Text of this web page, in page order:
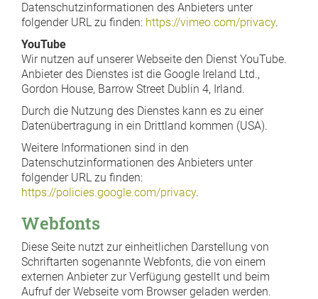
Datenschutzinformationen des Anbieters unter
folgender URL zu finden: https://vimeo.com/privacy.
YouTube
Wir nutzen auf unserer Webseite den Dienst YouTube.
Anbieter des Dienstes ist die Google Ireland Ltd.,
Gordon House, Barrow Street Dublin 4, Irland.
Durch die Nutzung des Dienstes kann es zu einer
Datenübertragung in ein Drittland kommen (USA).
Weitere Informationen sind in den
Datenschutzinformationen des Anbieters unter
folgender URL zu finden:
https://policies.google.com/privacy.
Webfonts
Diese Seite nutzt zur einheitlichen Darstellung von
Schriftarten sogenannte Webfonts, die von einem
externen Anbieter zur Verfügung gestellt und beim
Aufruf der Webseite vom Browser geladen werden.